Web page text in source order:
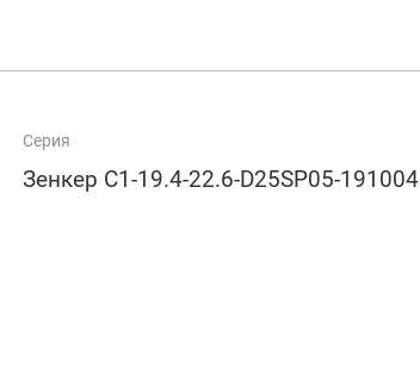
Серия
Зенкер C1-19.4-22.6-D25SP05-191004